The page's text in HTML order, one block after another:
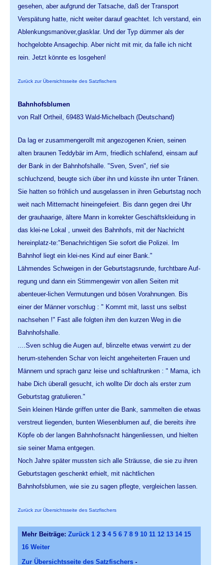
gesehen, aber aufgrund der Tatsache, daß der Transport
Verspätung hatte, nicht weiter darauf geachtet. Ich verstand, ein
Ablenkungsmanöver,glasklar. Und der Typ dümmer als der
hochgelobte Ansagechip. Aber nicht mit mir, da falle ich nicht
rein. Jetzt könnte es losgehen!
Zurück zur Übersichtsseite des Satzfischers
Bahnhofsblumen
von Ralf Ortheil, 69483 Wald-Michelbach (Deutschand)
Da lag er zusammengerollt mit angezogenen Knien, seinen
alten braunen Teddybär im Arm, friedlich schlafend, einsam auf
der Bank in der Bahnhofshalle. "Sven, Sven", rief sie
schluchzend, beugte sich über ihn und küsste ihn unter Tränen.
Sie hatten so fröhlich und ausgelassen in ihren Geburtstag noch
weit nach Mitternacht hineingefeiert. Bis dann gegen drei Uhr
der grauhaarige, ältere Mann in korrekter Geschäftskleidung in
das klei-ne Lokal , unweit des Bahnhofs, mit der Nachricht
hereinplatz-te:"Benachrichtigen Sie sofort die Polizei. Im
Bahnhof liegt ein klei-nes Kind auf einer Bank."
Lähmendes Schweigen in der Geburtstagsrunde, furchtbare Auf-
regung und dann ein Stimmengewirr von allen Seiten mit
abenteuer-lichen Vermutungen und bösen Vorahnungen. Bis
einer der Männer vorschlug : " Kommt mit, lasst uns selbst
nachsehen !" Fast alle folgten ihm den kurzen Weg in die
Bahnhofshalle.
....Sven schlug die Augen auf, blinzelte etwas verwirrt zu der
herum-stehenden Schar von leicht angeheiterten Frauen und
Männern und sprach ganz leise und schlaftrunken : " Mama, ich
habe Dich überall gesucht, ich wollte Dir doch als erster zum
Geburtstag gratulieren."
Sein kleinen Hände griffen unter die Bank, sammelten die etwas
verstreut liegenden, bunten Wiesenblumen auf, die bereits ihre
Köpfe ob der langen Bahnhofsnacht hängenliessen, und hielten
sie seiner Mama entgegen.
Noch Jahre später mussten sich alle Sträusse, die sie zu ihren
Geburtstagen geschenkt erhielt, mit nächtlichen
Bahnhofsblumen, wie sie zu sagen pflegte, vergleichen lassen.
Zurück zur Übersichtsseite des Satzfischers
Mehr Beiträge: Zurück 1 2 3 4 5 6 7 8 9 10 11 12 13 14 15
16 Weiter
Zur Übersichtsseite des Satzfischers -